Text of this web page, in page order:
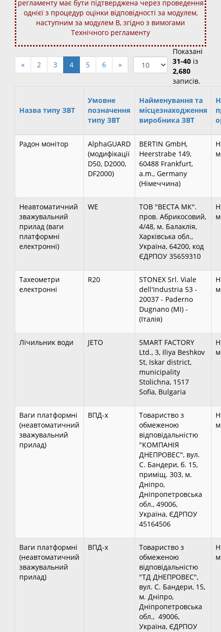
регламенту має бути підтверджена через проведення
однієї з процедур оцінки відповідності за модулем,
наступним за модулем В, згідно з вимогами
Технічного регламенту
« 2 3 4 5 6 »
Показані
31-40 із
2,680
записів.
Назва типу ЗВТ
Умовне
позначення
типу ЗВТ
Найменування та
місцезнаходження
виробника ЗВТ
Радон монітор
AlphaGUARD
(модифікації
D50, D2000,
DF2000)
BERTIN GmbH,
Heerstrabe 149,
60488 Frankfurt,
a.m., Germany
(Німеччина)
Неавтоматичний
зважувальний
прилад (ваги
платформні
електронні)
WE
ТОВ "ВЕСТА МК".
пров. Абрикосовий,
4/48, м. Балаклія,
Харківська обл.,
Україна, 64200, код
ЄДРПОУ 35659310
Тахеометри
електронні
R20
STONEX Srl. Viale
dell'Industria 53 -
20037 - Paderno
Dugnano (MI) -
(Італія)
Лічильник води JETO
SMART FACTORY
Ltd., 3, Iliya Beshkov
St, Iskar district,
municipality
Stolichna, 1517
Sofia, Bulgaria
Ваги платформні
(неавтоматичний
зважувальний
прилад)
ВПД-х
Товариство з
обмеженою
відповідальністю
"КОМПАНІЯ
ДНЕПРОВЕС", вул.
С. Бандери, б. 15,
приміщ. 303, м.
Дніпро,
Дніпропетровська
обл., 49006,
Україна, ЄДРПОУ
45164506
Ваги платформні
(неавтоматичний
зважувальний
прилад)
ВПД-х
Товариство з
обмеженою
відповідальністю
"ТД ДНЕПРОВЕС",
вул. С. Бандери, 15,
м. Дніпро,
Дніпропетровська
обл., 49006,
Україна, ЄДРПОУ